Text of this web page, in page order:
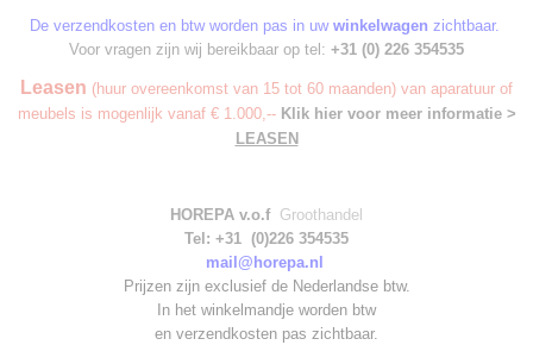
De verzendkosten en btw worden pas in uw winkelwagen zichtbaar.
Voor vragen zijn wij bereikbaar op tel: +31 (0) 226 354535
Leasen (huur overeenkomst van 15 tot 60 maanden) van aparatuur of
meubels is mogenlijk vanaf € 1.000,-- Klik hier voor meer informatie >
LEASEN
HOREPA v.o.f Groothandel
Tel: +31 (0)226 354535
mail@horepa.nl
Prijzen zijn exclusief de Nederlandse btw.
In het winkelmandje worden btw
en verzendkosten pas zichtbaar.